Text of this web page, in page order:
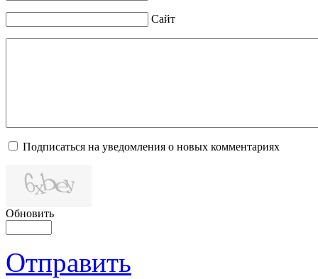
Сайт
Подписаться на уведомления о новых комментариях
Обновить
Отправить